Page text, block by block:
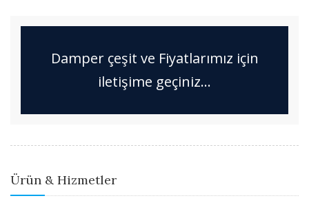
Damper çeşit ve Fiyatlarımız için
iletişime geçiniz...
Ürün & Hizmetler